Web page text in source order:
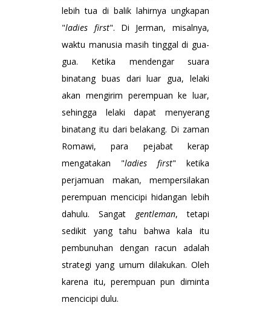
lebih tua di balik lahirnya ungkapan
"ladies first". Di Jerman, misalnya,
waktu manusia masih tinggal di gua-
gua. Ketika mendengar suara
binatang buas dari luar gua, lelaki
akan mengirim perempuan ke luar,
sehingga lelaki dapat menyerang
binatang itu dari belakang. Di zaman
Romawi, para pejabat kerap
mengatakan "ladies first" ketika
perjamuan makan, mempersilakan
perempuan mencicipi hidangan lebih
dahulu. Sangat gentleman, tetapi
sedikit yang tahu bahwa kala itu
pembunuhan dengan racun adalah
strategi yang umum dilakukan. Oleh
karena itu, perempuan pun diminta
mencicipi dulu.